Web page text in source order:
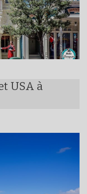
USA à